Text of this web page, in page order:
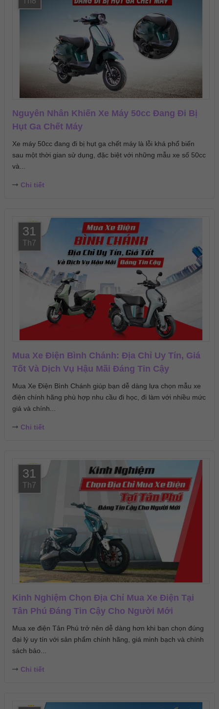
Nguyên Nhân Khiến Xe Máy 50cc Đang Đi Bị
Hụt Ga Chết Máy
Xe máy 50cc đang đi bị hụt ga chết máy là lỗi khá phổ biến
sau một thời gian sử dụng, đặc biệt với những mẫu xe số 50cc
và...
Chi tiết
31
Th7
Mua Xe Điện Bình Chánh: Địa Chỉ Uy Tín, Giá
Tốt Và Dịch Vụ Hậu Mãi Đáng Tin Cậy
Mua Xe Điện Bình Chánh giúp bạn dễ dàng lựa chọn mẫu xe
điện chính hãng phù hợp nhu cầu đi học, đi làm với nhiều mức
giá và chính...
Chi tiết
31
Th7
Kinh Nghiệm Chọn Địa Chỉ Mua Xe Điện Tại
Tân Phú Đáng Tin Cậy Cho Người Mới
Mua xe điện Tân Phú trở nên dễ dàng hơn khi bạn chọn đúng
đại lý uy tín với sản phẩm chính hãng, giá minh bạch và chính
sách bảo...
Chi tiết